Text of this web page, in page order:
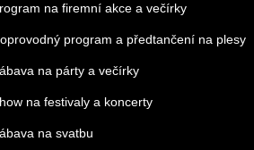
na firemní akce a večírky
program a předtančení na plesy
na párty a večírky
na festivaly a koncerty
na svatbu